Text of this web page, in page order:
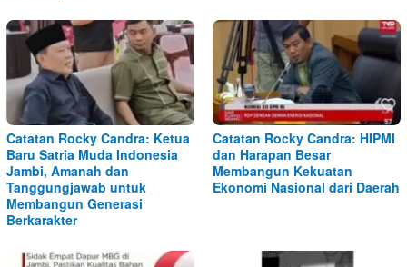
Catatan Rocky Candra: Ketua
Baru Satria Muda Indonesia
Jambi, Amanah dan
Tanggungjawab untuk
Membangun Generasi
Berkarakter
Catatan Rocky Candra: HIPMI
dan Harapan Besar
Membangun Kekuatan
Ekonomi Nasional dari Daerah